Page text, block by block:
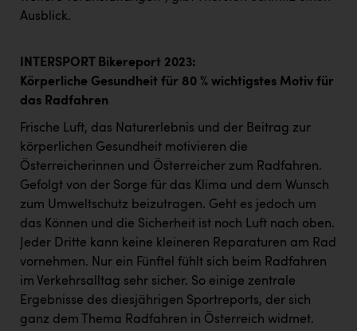
Ausblick.
INTERSPORT Bikereport 2023:
Körperliche Gesundheit für 80 % wichtigstes Motiv für
das Radfahren
Frische Luft, das Naturerlebnis und der Beitrag zur
körperlichen Gesundheit motivieren die
Österreicherinnen und Österreicher zum Radfahren.
Gefolgt von der Sorge für das Klima und dem Wunsch
zum Umweltschutz beizutragen. Geht es jedoch um
das Können und die Sicherheit ist noch Luft nach oben.
Jeder Dritte kann keine kleineren Reparaturen am Rad
vornehmen. Nur ein Fünftel fühlt sich beim Radfahren
im Verkehrsalltag sehr sicher. So einige zentrale
Ergebnisse des diesjährigen Sportreports, der sich
ganz dem Thema Radfahren in Österreich widmet.